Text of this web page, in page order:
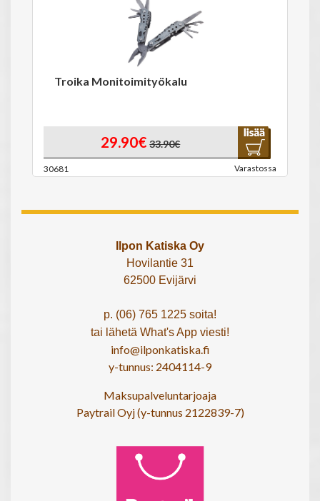
Troika Monitoimityökalu
29.90€ 33.90€
30681 Varastossa
Ilpon Katiska Oy
Hovilantie 31
62500 Evijärvi
p. (06) 765 1225 soita!
tai lähetä What's App viesti!
info@ilponkatiska.fi
y-tunnus: 2404114-9
Maksupalveluntarjoaja
Paytrail Oyj (y-tunnus 2122839-7)